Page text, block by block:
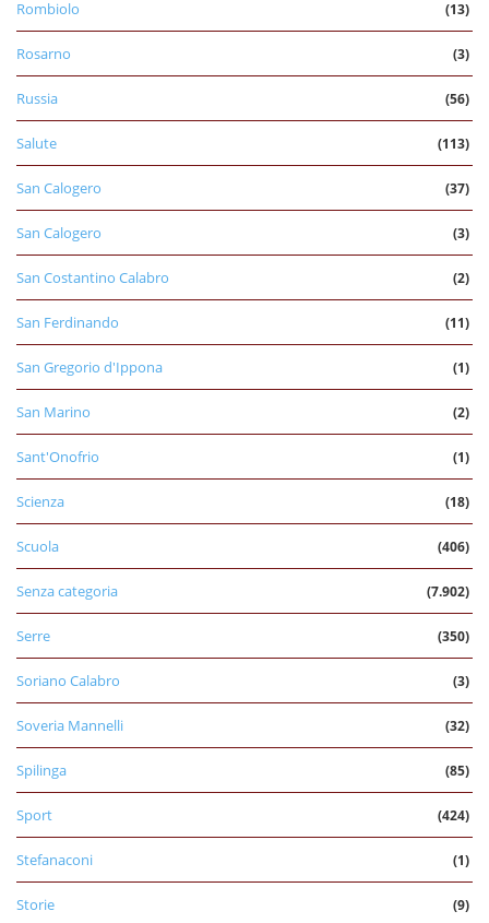
Rombiolo (13)
Rosarno (3)
Russia (56)
Salute (113)
San Calogero (37)
San Calogero (3)
San Costantino Calabro (2)
San Ferdinando (11)
San Gregorio d'Ippona (1)
San Marino (2)
Sant'Onofrio (1)
Scienza (18)
Scuola (406)
Senza categoria (7.902)
Serre (350)
Soriano Calabro (3)
Soveria Mannelli (32)
Spilinga (85)
Sport (424)
Stefanaconi (1)
Storie (9)